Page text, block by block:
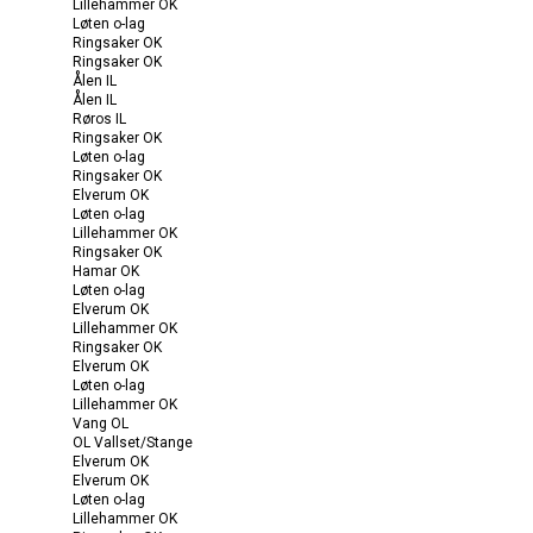
Lillehammer OK
Løten o-lag
Ringsaker OK
Ringsaker OK
Ålen IL
Ålen IL
Røros IL
Ringsaker OK
Løten o-lag
Ringsaker OK
Elverum OK
Løten o-lag
Lillehammer OK
Ringsaker OK
Hamar OK
Løten o-lag
Elverum OK
Lillehammer OK
Ringsaker OK
Elverum OK
Løten o-lag
Lillehammer OK
Vang OL
OL Vallset/Stange
Elverum OK
Elverum OK
Løten o-lag
Lillehammer OK